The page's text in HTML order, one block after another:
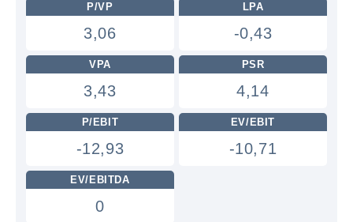
P/VP
3,06
LPA
-0,43
VPA
3,43
PSR
4,14
P/EBIT
-12,93
EV/EBIT
-10,71
EV/EBITDA
0